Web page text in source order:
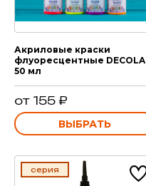
Акриловые краски
флуоресцентные DECOLA
50 мл
от 155 ₽
ВЫБРАТЬ
серия